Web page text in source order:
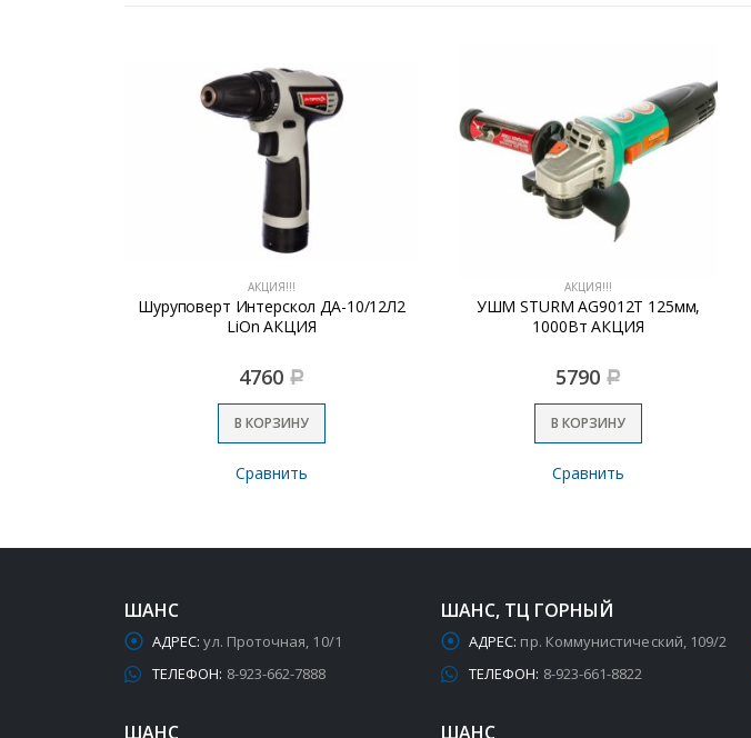
АКЦИЯ!!!
Шуруповерт Интерскол ДА-10/12Л2
LiOn АКЦИЯ
4760 Р
В КОРЗИНУ
Сравнить
АКЦИЯ!!!
УШМ STURM AG9012T 125мм,
1000Вт АКЦИЯ
5790 Р
В КОРЗИНУ
Сравнить
ШАНС
АДРЕС: ул. Проточная, 10/1
ТЕЛЕФОН: 8-923-662-7888
ШАНС
ШАНС, ТЦ ГОРНЫЙ
АДРЕС: пр. Коммунистический, 109/2
ТЕЛЕФОН: 8-923-661-8822
ШАНС